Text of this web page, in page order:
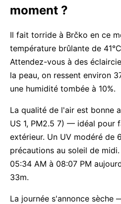
moment ?
Il fait torride à Brčko en ce
température brûlante de
Attendez-vous à des
la peau, on ressent environ
une humidité tombée à 10%.
La qualité de l'air est bonne
US 1, PM2.5 7) — idéal pour
extérieur. Un UV modéré de
précautions au soleil de
05:34 AM à 08:07 PM
33m.
La journée s'annonce sèche